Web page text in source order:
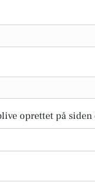
oprettet på siden